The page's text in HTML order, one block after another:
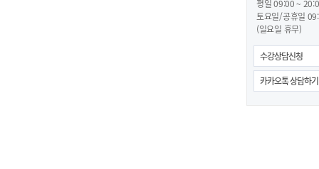
평일 09:00 ~
토요일/공휴일
(일요일 휴무)
수강상담신청
카카오톡 상담하기